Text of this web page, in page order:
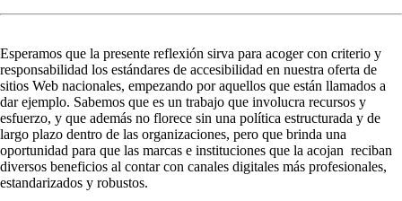
Esperamos que la presente reflexión sirva para acoger con criterio y
responsabilidad los estándares de accesibilidad en nuestra oferta de
sitios Web nacionales, empezando por aquellos que están llamados a
dar ejemplo. Sabemos que es un trabajo que involucra recursos y
esfuerzo, y que además no florece sin una política estructurada y de
largo plazo dentro de las organizaciones, pero que brinda una
oportunidad para que las marcas e instituciones que la acojan reciban
diversos beneficios al contar con canales digitales más profesionales,
estandarizados y robustos.